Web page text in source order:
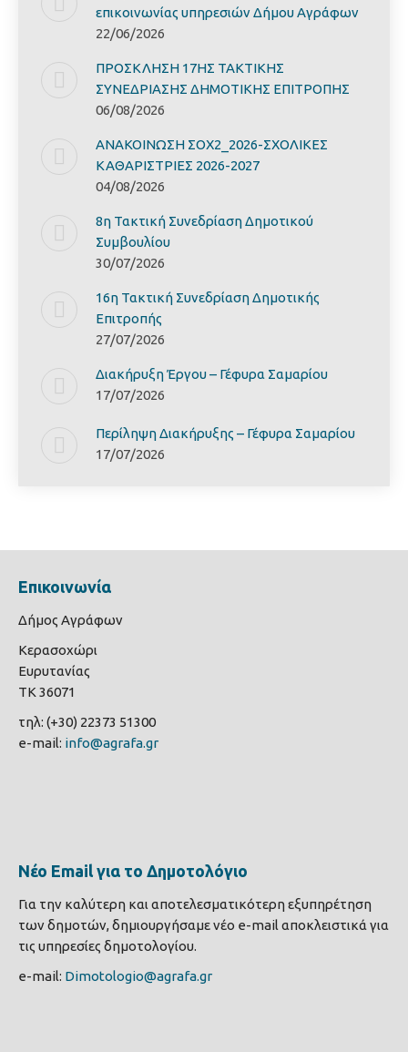
επικοινωνίας υπηρεσιών Δήμου Αγράφων
22/06/2026
ΠΡΟΣΚΛΗΣΗ 17ΗΣ ΤΑΚΤΙΚΗΣ
ΣΥΝΕΔΡΙΑΣΗΣ ΔΗΜΟΤΙΚΗΣ ΕΠΙΤΡΟΠΗΣ
06/08/2026
ΑΝΑΚΟΙΝΩΣΗ ΣΟΧ2_2026-ΣΧΟΛΙΚΕΣ
ΚΑΘΑΡΙΣΤΡΙΕΣ 2026-2027
04/08/2026
8η Τακτική Συνεδρίαση Δημοτικού
Συμβουλίου
30/07/2026
16η Τακτική Συνεδρίαση Δημοτικής
Επιτροπής
27/07/2026
Διακήρυξη Έργoυ – Γέφυρα Σαμαρίoυ
17/07/2026
Περίληψη Διακήρυξης – Γέφυρα Σαμαρίoυ
17/07/2026
Επικοινωνία
Δήμος Αγράφων
Κερασοχώρι
Ευρυτανίας
ΤΚ 36071
τηλ: (+30) 22373 51300
e-mail: info@agrafa.gr
Νέο Email για το Δημοτολόγιο
Για την καλύτερη και αποτελεσματικότερη εξυπηρέτηση
των δημοτών, δημιουργήσαμε νέο e-mail αποκλειστικά για
τις υπηρεσίες δημοτολογίου.
e-mail: Dimotologio@agrafa.gr